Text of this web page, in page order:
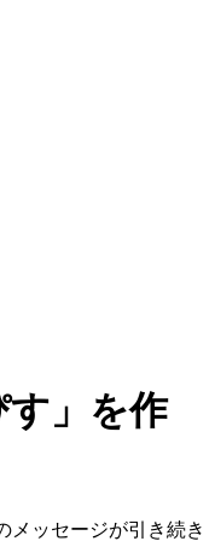
す」を作
メッセージが引き続き